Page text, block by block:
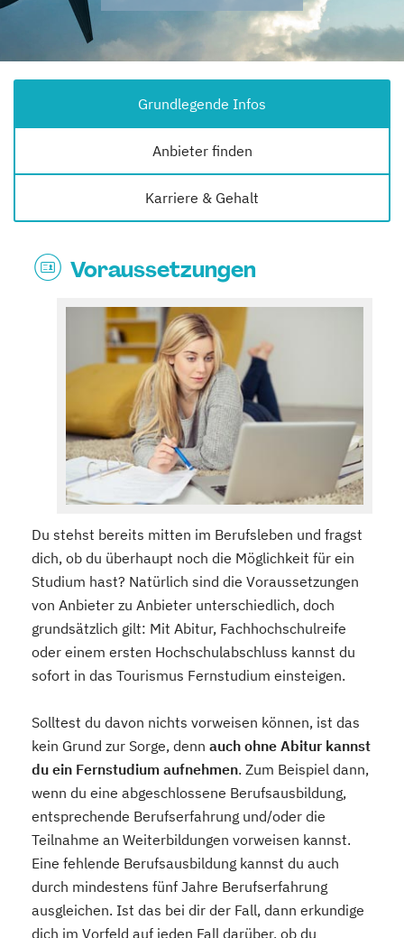
Grundlegende Infos
Anbieter finden
Karriere & Gehalt
Voraussetzungen
Du stehst bereits mitten im Berufsleben und fragst
dich, ob du überhaupt noch die Möglichkeit für ein
Studium hast? Natürlich sind die Voraussetzungen
von Anbieter zu Anbieter unterschiedlich, doch
grundsätzlich gilt: Mit Abitur, Fachhochschulreife
oder einem ersten Hochschulabschluss kannst du
sofort in das Tourismus Fernstudium einsteigen.
Solltest du davon nichts vorweisen können, ist das
kein Grund zur Sorge, denn auch ohne Abitur kannst
du ein Fernstudium aufnehmen. Zum Beispiel dann,
wenn du eine abgeschlossene Berufsausbildung,
entsprechende Berufserfahrung und/oder die
Teilnahme an Weiterbildungen vorweisen kannst.
Eine fehlende Berufsausbildung kannst du auch
durch mindestens fünf Jahre Berufserfahrung
ausgleichen. Ist das bei dir der Fall, dann erkundige
dich im Vorfeld auf jeden Fall darüber, ob du